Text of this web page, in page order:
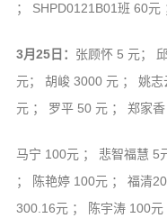
； SHPD0121B01班 60元
3月25日： 张顾怀 5 元；
元； 胡峻 3000 元 ； 姚
元 ； 罗平 50 元 ； 郑家香
马宁 100元 ； 悲智福慧 5
； 陈艳婷 100元 ； 福清
300.16元 ； 陈宇涛 100